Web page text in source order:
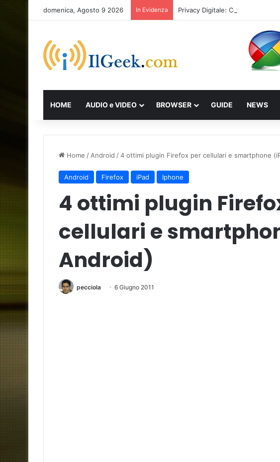
domenica, Agosto 9 2026 In Evidenza Privacy Digitale: Come
HOME AUDIO e VIDEO BROWSER GUIDE NEWS
Home / Android /4 ottimi plugin Firefox per cellulari e smartphone
Android Firefox iPad Iphone
4 ottimi plugin
cellulari e
Android)
pecciola 6 Giugno 2011